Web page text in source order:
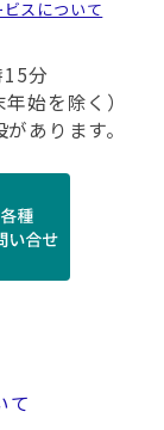
スについて
分
始を除く）
あります。
て